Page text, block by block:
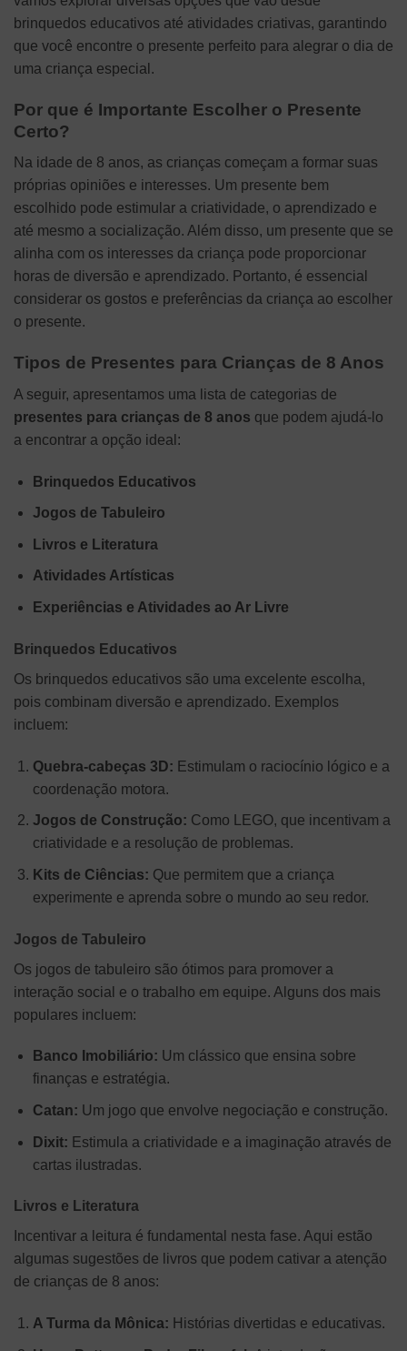
brinquedos educativos até atividades criativas, garantindo
que você encontre o presente perfeito para alegrar o dia de
uma criança especial.
Por que é Importante Escolher o Presente
Certo?
Na idade de 8 anos, as crianças começam a formar suas
próprias opiniões e interesses. Um presente bem
escolhido pode estimular a criatividade, o aprendizado e
até mesmo a socialização. Além disso, um presente que se
alinha com os interesses da criança pode proporcionar
horas de diversão e aprendizado. Portanto, é essencial
considerar os gostos e preferências da criança ao escolher
o presente.
Tipos de Presentes para Crianças de 8 Anos
A seguir, apresentamos uma lista de categorias de
presentes para crianças de 8 anos que podem ajudá-lo
a encontrar a opção ideal:
Brinquedos Educativos
Jogos de Tabuleiro
Livros e Literatura
Atividades Artísticas
Experiências e Atividades ao Ar Livre
Brinquedos Educativos
Os brinquedos educativos são uma excelente escolha,
pois combinam diversão e aprendizado. Exemplos
incluem:
Quebra-cabeças 3D: Estimulam o raciocínio lógico e a
coordenação motora.
Jogos de Construção: Como LEGO, que incentivam a
criatividade e a resolução de problemas.
Kits de Ciências: Que permitem que a criança
experimente e aprenda sobre o mundo ao seu redor.
Jogos de Tabuleiro
Os jogos de tabuleiro são ótimos para promover a
interação social e o trabalho em equipe. Alguns dos mais
populares incluem:
Banco Imobiliário: Um clássico que ensina sobre
finanças e estratégia.
Catan: Um jogo que envolve negociação e construção.
Dixit: Estimula a criatividade e a imaginação através de
cartas ilustradas.
Livros e Literatura
Incentivar a leitura é fundamental nesta fase. Aqui estão
algumas sugestões de livros que podem cativar a atenção
de crianças de 8 anos:
A Turma da Mônica: Histórias divertidas e educativas.